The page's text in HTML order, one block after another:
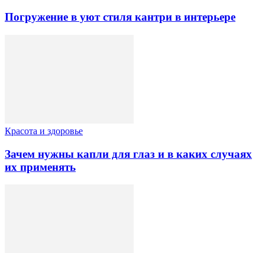
Погружение в уют стиля кантри в интерьере
Красота и здоровье
Зачем нужны капли для глаз и в каких случаях
их применять